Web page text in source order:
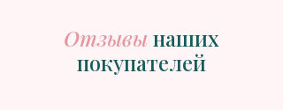
Отзывы наших
покупателей